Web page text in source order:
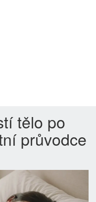
tělo po
průvodce